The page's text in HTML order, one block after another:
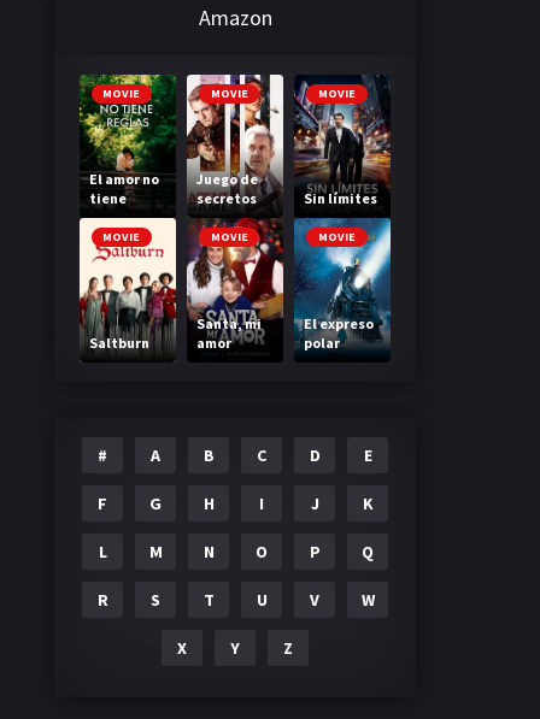
Amazon
MOVIE
El amor no
tiene
reglas
MOVIE
Juego de
secretos
MOVIE
Sin límites
MOVIE
Saltburn
MOVIE
Santa, mi
amor
MOVIE
El expreso
polar
# A B C D E
F G H I J K
L M N O P Q
R S T U V W
X Y Z